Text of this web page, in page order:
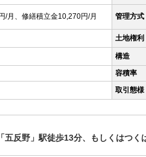
/月、修繕積立金10,270円/月 管理方式
土地権利
構造
容積率
取引態様
五反野」駅徒歩13分、もしくはつく